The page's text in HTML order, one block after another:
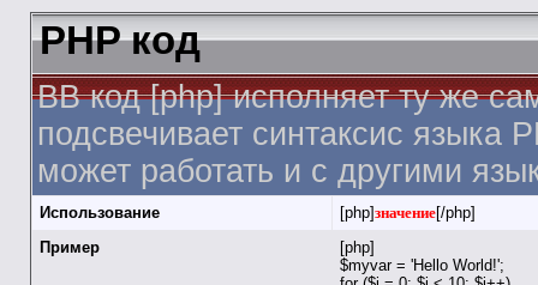
PHP код
BB код [php] исполняет ту же
подсвечивает синтаксис языка
может работать и с другими
Использование [php]значение[/php]
Пример
[php]
$myvar = 'Hello World!';